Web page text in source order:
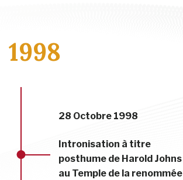
1998
28 Octobre 1998
Intronisation à titre
posthume de Harold Johns
au Temple de la renommée